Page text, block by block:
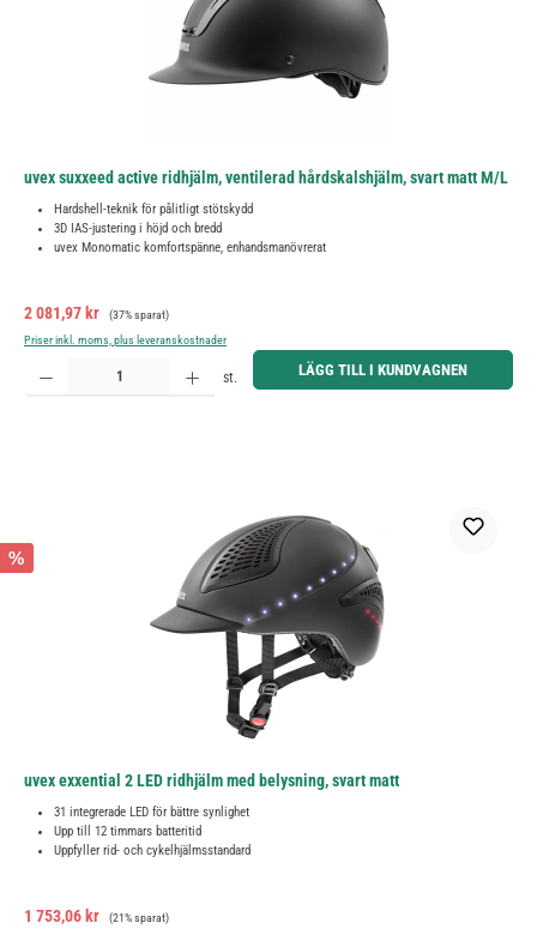
uvex suxxeed active ridhjälm, ventilerad hårdskalshjälm, svart matt M/L
Hardshell-teknik för pålitligt stötskydd
3D IAS-justering i höjd och bredd
uvex Monomatic komfortspänne, enhandsmanövrerat
Försäljningspris:
2 081,97 kr Ordinarie pris:
(37% sparat)
Priser inkl. moms, plus leveranskostnader
Produktkvantitet: Ange önskat belopp eller använd knapparna för att öka eller minska kvantiteten.
st. LÄGG TILL I KUNDVAGNEN
%
uvex exxential 2 LED ridhjälm med belysning, svart matt
31 integrerade LED för bättre synlighet
Upp till 12 timmars batteritid
Uppfyller rid- och cykelhjälmsstandard
Försäljningspris:
1 753,06 kr Ordinarie pris:
(21% sparat)